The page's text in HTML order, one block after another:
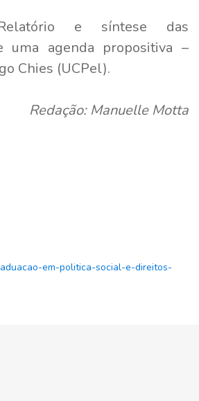
e síntese das
uma agenda propositiva –
Chies (UCPel).
Redação: Manuelle Motta
em-politica-social-e-direitos-